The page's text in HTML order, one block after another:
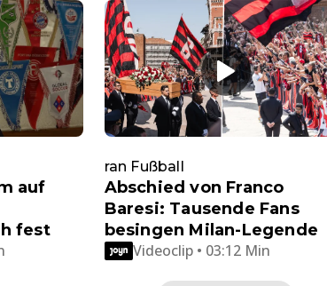
auf
fest
ran Fußball
Abschied von Franco
Baresi: Tausende Fans
besingen Milan-Legende
Videoclip • 03:12 Min